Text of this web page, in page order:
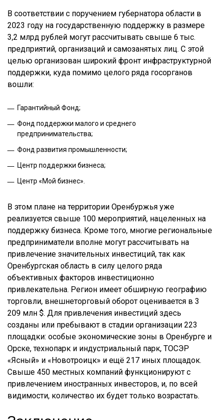
В соответствии с поручением губернатора области в
2023 году на государственную поддержку в размере
3,2 млрд рублей могут рассчитывать свыше 6 тыс.
предприятий, организаций и самозанятых лиц. С этой
целью организован широкий фронт инфраструктурной
поддержки, куда помимо целого ряда госорганов
вошли:
Гарантийный Фонд;
Фонд поддержки малого и среднего
предпринимательства;
Фонд развития промышленности;
Центр поддержки бизнеса;
Центр «Мой бизнес».
В этом плане на территории Оренбуржья уже
реализуется свыше 100 мероприятий, нацеленных на
поддержку бизнеса. Кроме того, многие региональные
предприниматели вполне могут рассчитывать на
привлечение значительных инвестиций, так как
Оренбургская область в силу целого ряда
объективных факторов инвестиционно
привлекательна. Регион имеет обширную географию
торговли, внешнеторговый оборот оценивается в 3
209 млн $. Для привлечения инвестиций здесь
созданы или пребывают в стадии организации 223
площадки: особые экономические зоны в Оренбурге и
Орске, технопарк и индустриальный парк, ТОСЭР
«Ясный» и «Новотроицк» и ещё 217 иных площадок.
Свыше 450 местных компаний функционируют с
привлечением иностранных инвесторов, и, по всей
видимости, количество их будет только возрастать.